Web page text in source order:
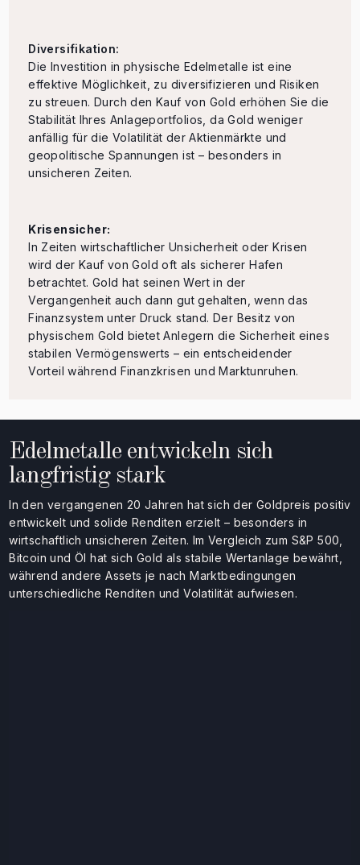
Diversifikation:
Die Investition in physische Edelmetalle ist eine
effektive Möglichkeit, zu diversifizieren und Risiken
zu streuen. Durch den Kauf von Gold erhöhen Sie die
Stabilität Ihres Anlageportfolios, da Gold weniger
anfällig für die Volatilität der Aktienmärkte und
geopolitische Spannungen ist – besonders in
unsicheren Zeiten.
Krisensicher:
In Zeiten wirtschaftlicher Unsicherheit oder Krisen
wird der Kauf von Gold oft als sicherer Hafen
betrachtet. Gold hat seinen Wert in der
Vergangenheit auch dann gut gehalten, wenn das
Finanzsystem unter Druck stand. Der Besitz von
physischem Gold bietet Anlegern die Sicherheit eines
stabilen Vermögenswerts – ein entscheidender
Vorteil während Finanzkrisen und Marktunruhen.
Edelmetalle entwickeln sich
langfristig stark
In den vergangenen 20 Jahren hat sich der Goldpreis positiv
entwickelt und solide Renditen erzielt – besonders in
wirtschaftlich unsicheren Zeiten. Im Vergleich zum S&P 500,
Bitcoin und Öl hat sich Gold als stabile Wertanlage bewährt,
während andere Assets je nach Marktbedingungen
unterschiedliche Renditen und Volatilität aufwiesen.